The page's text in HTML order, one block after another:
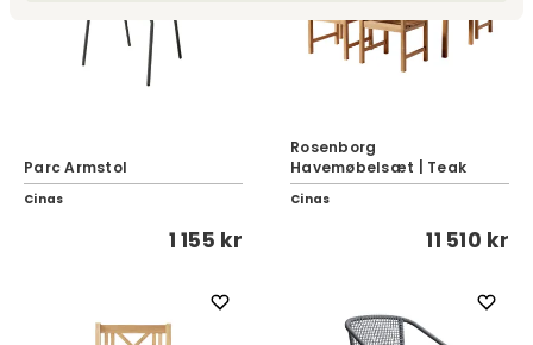
Parc Armstol
Cinas
1 155 kr
Rosenborg
Havemøbelsæt | Teak
Cinas
11 510 kr